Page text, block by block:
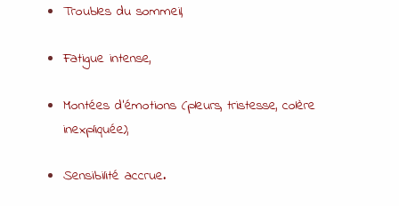
Troubles du sommeil,
Fatigue intense,
Montées d’émotions (pleurs, tristesse, colère
inexpliquée),
Sensibilité accrue.